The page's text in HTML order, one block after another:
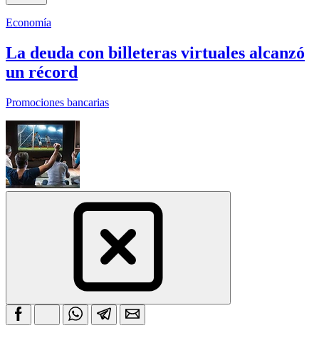
Economía
La deuda con billeteras virtuales alcanzó
un récord
Promociones bancarias